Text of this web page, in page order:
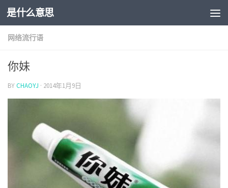
是什么意思
网络流行语
你妹
BYCHAOYJ · 2014年1月9日